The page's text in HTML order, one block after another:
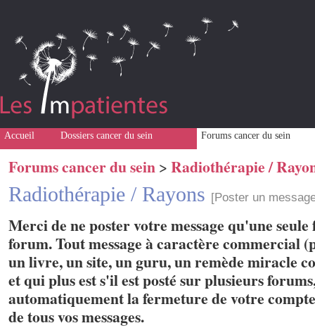
Accueil Dossiers cancer du sein Forums cancer du sein
Forums cancer du sein > Radiothérapie /
Radiothérapie / Rayons [Poster un
Merci de ne poster votre message qu'une seule
forum. Tout message à caractère commercial
un livre, un site, un guru, un remède miracle
et qui plus est s'il est posté sur plusieurs
automatiquement la fermeture de votre
de tous vos messages.